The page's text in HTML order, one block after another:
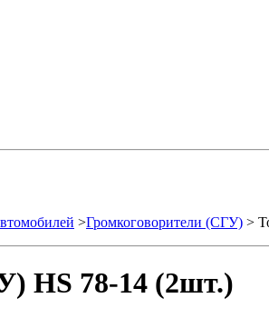
>Громкоговорители (СГУ) >
HS 78-14 (2шт.)